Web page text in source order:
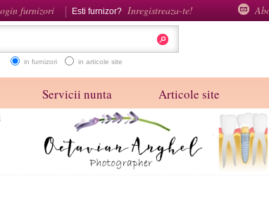
furnizori Esti furnizor? Inregistreaza-te!
in furnizori in articole site
Servicii nunta Articole site